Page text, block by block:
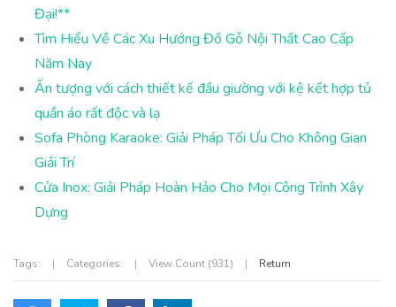
Đại!**
Tìm Hiểu Về Các Xu Hướng Đồ Gỗ Nội Thất Cao Cấp
Năm Nay
Ấn tượng với cách thiết kế đầu giường với kệ kết hợp tủ
quần áo rất độc và lạ
Sofa Phòng Karaoke: Giải Pháp Tối Ưu Cho Không Gian
Giải Trí
Cửa Inox: Giải Pháp Hoàn Hảo Cho Mọi Công Trình Xây
Dựng
Tags: | Categories: | View Count (931) | Return